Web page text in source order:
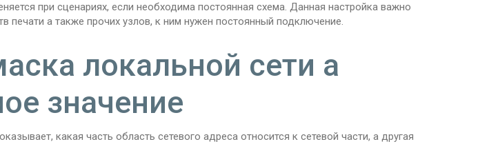
при сценариях, если необходима постоянная схема. Данная настройка важно
печати а также прочих узлов, к ним нужен постоянный подключение.
локальной сети а
значение
какая часть область сетевого адреса относится к сетевой части, а другая